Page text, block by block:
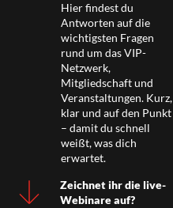
Hier findest du
Antworten auf die
wichtigsten Fragen
rund um das VIP-
Netzwerk,
Mitgliedschaft und
Veranstaltungen. Kurz,
klar und auf den Punkt
– damit du schnell
weißt, was dich
erwartet.
Zeichnet ihr die live-
Webinare auf?